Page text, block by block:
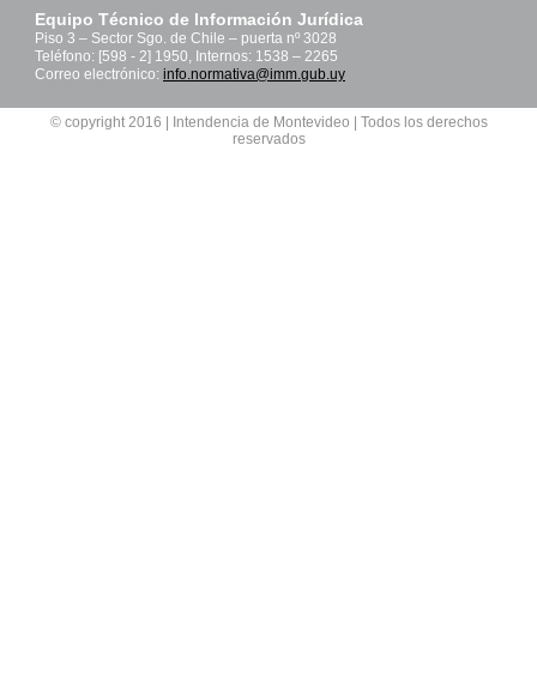
Equipo Técnico de Información Jurídica
Piso 3 – Sector Sgo. de Chile – puerta nº 3028
Teléfono: [598 - 2] 1950, Internos: 1538 – 2265
Correo electrónico: info.normativa@imm.gub.uy
© copyright 2016 | Intendencia de Montevideo | Todos los derechos
reservados